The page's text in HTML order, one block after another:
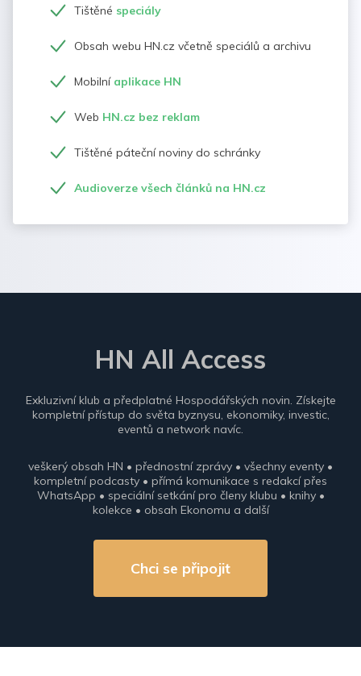
Tištěné speciály
Obsah webu HN.cz včetně speciálů a archivu
Mobilní aplikace HN
Web HN.cz bez reklam
Tištěné páteční noviny do schránky
Audioverze všech článků na HN.cz
HN All Access
Exkluzivní klub a předplatné Hospodářských novin. Získejte
kompletní přístup do světa byznysu, ekonomiky, investic,
eventů a network navíc.
veškerý obsah HN • přednostní zprávy • všechny eventy •
kompletní podcasty • přímá komunikace s redakcí přes
WhatsApp • speciální setkání pro členy klubu • knihy •
kolekce • obsah Ekonomu a další
Chci se připojit